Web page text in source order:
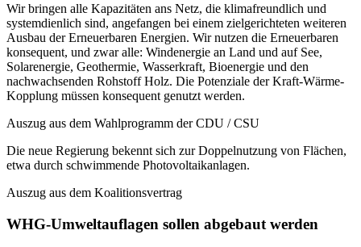
Wir bringen alle Kapazitäten ans Netz, die klimafreundlich und
systemdienlich sind, angefangen bei einem zielgerichteten weiteren
Ausbau der Erneuerbaren Energien. Wir nutzen die Erneuerbaren
konsequent, und zwar alle: Windenergie an Land und auf See,
Solarenergie, Geothermie, Wasserkraft, Bioenergie und den
nachwachsenden Rohstoff Holz. Die Potenziale der Kraft-Wärme-
Kopplung müssen konsequent genutzt werden.
Auszug aus dem Wahlprogramm der CDU / CSU
Die neue Regierung bekennt sich zur Doppelnutzung von Flächen,
etwa durch schwimmende Photovoltaikanlagen.
Auszug aus dem Koalitionsvertrag
WHG-Umweltauflagen sollen abgebaut werden